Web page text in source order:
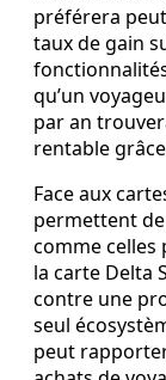
préférera
taux de gain
qu’un
par an
rentable
Face aux
permettent
comme celles
la carte Delta
contre une
seul
peut